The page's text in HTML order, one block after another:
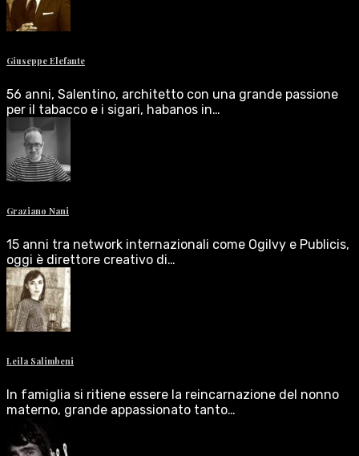
Giuseppe Elefante
56 anni, Salentino, architetto con una grande passione
per il tabacco e i sigari, habanos in…
Graziano Nani
15 anni tra network internazionali come Ogilvy e Publicis,
oggi è direttore creativo di…
Leila Salimbeni
In famiglia si ritiene essere la reincarnazione del nonno
materno, grande appassionato tanto…